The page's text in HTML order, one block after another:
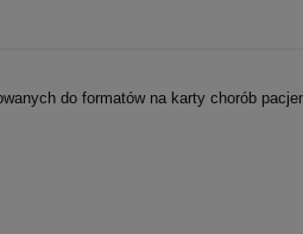
do formatów na karty chorób